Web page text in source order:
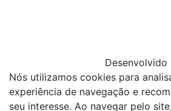
Desenvolvido
Nós utilizamos cookies para
experiência de navegação e
seu interesse. Ao navegar pelo